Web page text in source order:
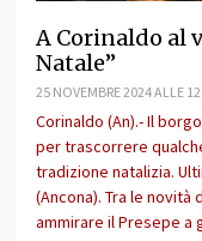
A Corinaldo al
Natale”
25 NOVEMBRE 2024 ALLE
Corinaldo (An).- Il
per trascorrere
tradizione natalizia.
(Ancona). Tra le
ammirare il Presepe a